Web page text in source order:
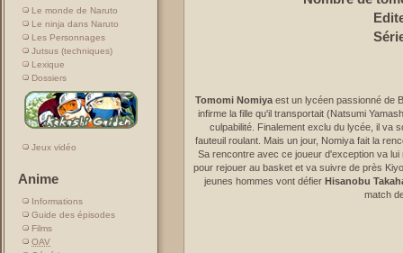
Le monde de Naruto
Le ninja dans Naruto
Les Personnages
Jutsus (techniques)
Lexique
Dossiers
Jeux vidéo
Anime
Informations
Guide des épisodes
Films
OAV
Tomomi Nomiyaest un lycéen passionné de
infirme la fille qu'il transportait (Natsumi
culpabilité. Finalement exclu du lycée, il va
fauteuil roulant. Mais un jour, Nomiya fait la
Sa rencontre avec ce joueur d'exception va lui
pour rejouer au basket et va suivre de près
jeunes hommes vont défier Hisanobu
match